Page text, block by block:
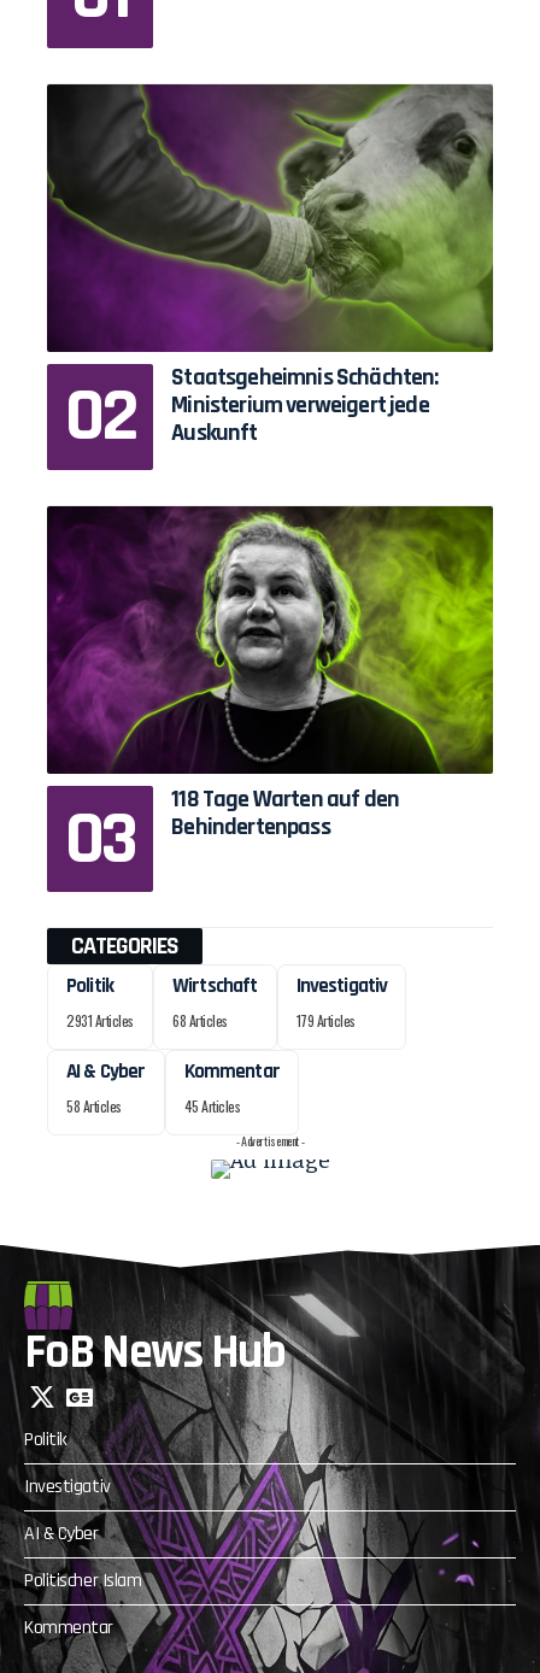
Staatsgeheimnis Schächten:
Ministerium verweigert jede
Auskunft
118 Tage Warten auf den
Behindertenpass
CATEGORIES
Politik
2931 Articles
Wirtschaft
68 Articles
Investigativ
179 Articles
AI & Cyber
58 Articles
Kommentar
45 Articles
- Advertisement -
FoB News Hub
Politik
Investigativ
AI & Cyber
Politischer Islam
Kommentar